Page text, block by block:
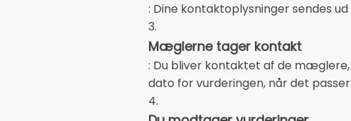
: Dine kontaktoplysninger sendes
3.
Mæglerne tager kontakt
: Du bliver kontaktet af de
dato for vurderingen, når det passer
4.